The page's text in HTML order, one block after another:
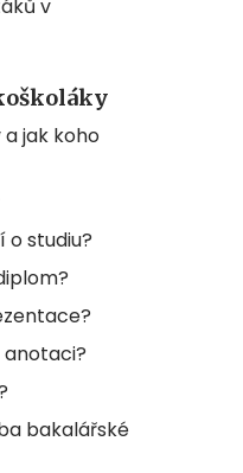
v
jak koho
o studiu?
bakalářské